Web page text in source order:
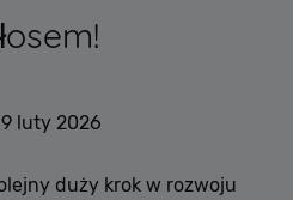
luty 2026
duży krok w rozwoju